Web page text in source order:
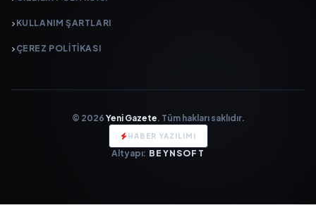
KULLANIM ŞARTLARI
ÇEREZ POLITIKASI
© 2026 Yeni Gazete. Tüm hakları saklıdır.
HABER YAZILIMI
Altyapı: BEYNSOFT